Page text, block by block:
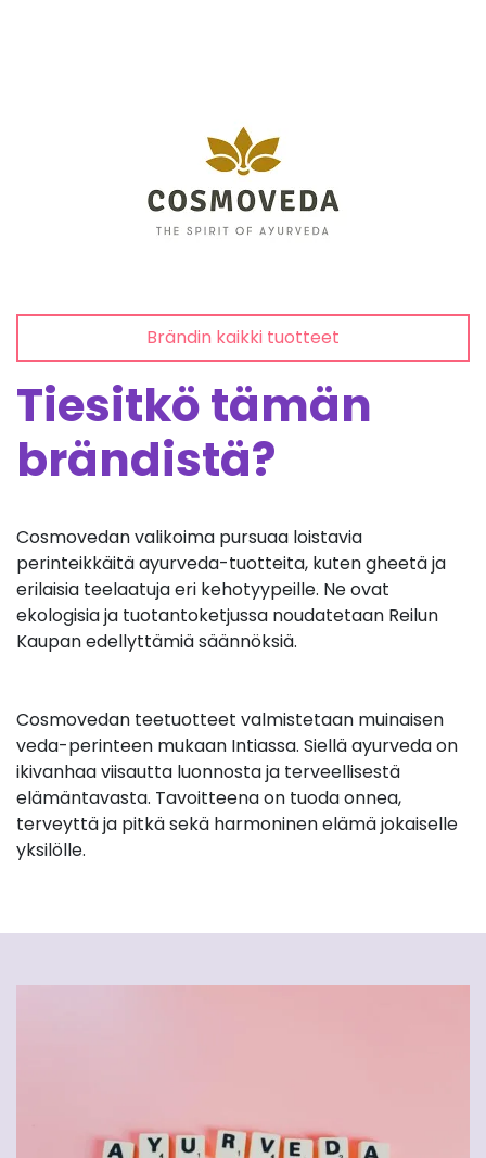
Brändin kaikki tuotteet
Tiesitkö tämän
brändistä?
Cosmovedan valikoima pursuaa loistavia
perinteikkäitä ayurveda-tuotteita, kuten gheetä ja
erilaisia teelaatuja eri kehotyypeille. Ne ovat
ekologisia ja tuotantoketjussa noudatetaan Reilun
Kaupan edellyttämiä säännöksiä.
Cosmovedan teetuotteet valmistetaan muinaisen
veda-perinteen mukaan Intiassa. Siellä ayurveda on
ikivanhaa viisautta luonnosta ja terveellisestä
elämäntavasta. Tavoitteena on tuoda onnea,
terveyttä ja pitkä sekä harmoninen elämä jokaiselle
yksilölle.